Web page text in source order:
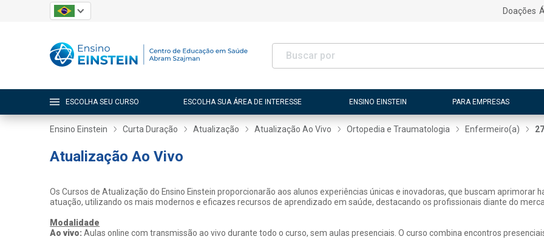
Doações
ESCOLHA SEU CURSO ESCOLHA SUA ÁREA DE INTERESSE ENSINO EINSTEIN PARA EMPRESAS
Ensino Einstein Curta Duração Atualização Atualização Ao Vivo Ortopedia e Traumatologia Enfermeiro(a)
Atualização Ao Vivo
Os Cursos de Atualização do Ensino Einstein proporcionarão aos alunos experiências únicas e inovadoras, que buscam
atuação, utilizando os mais modernos e eficazes recursos de aprendizado em saúde, destacando os profissionais diante do
Modalidade
Ao vivo:Aulas online com transmissão ao vivo durante todo o curso, sem aulas presenciais. O curso combina encontros